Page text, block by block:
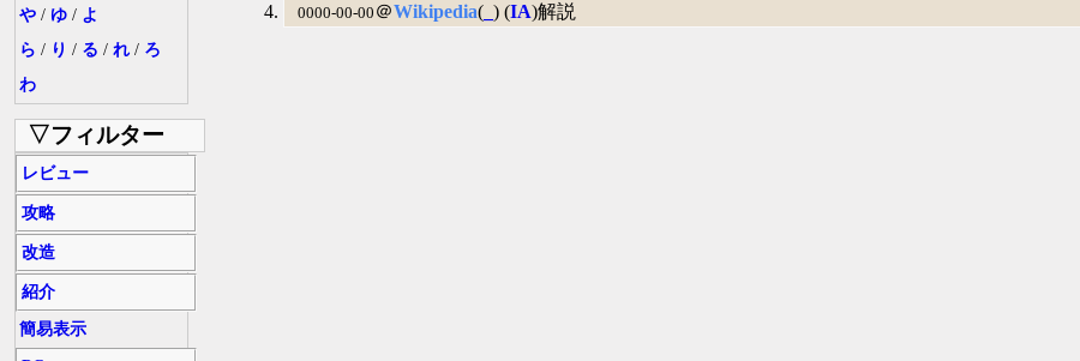
や / ゆ / よ
ら / り / る / れ / ろ
わ
▽フィルター
レビュー
攻略
改造
紹介
簡易表示
0000-00-00 ＠Wikipedia(_ ) (IA)解説